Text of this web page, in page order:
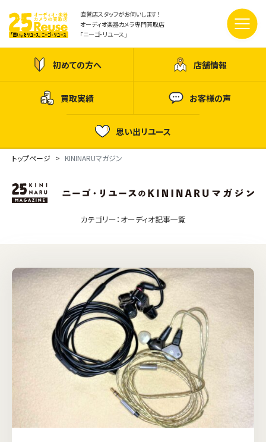
直営店スタッフがお伺いします！
オーディオ楽器カメラ専門買取店
「ニーゴ・リユース」
初めての方へ 店舗情報
買取実績 お客様の声
思い出リユース
トップページ KININARUマガジン
カテゴリー：オーディオ記事一覧